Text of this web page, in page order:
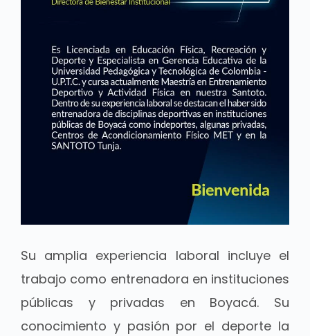
Su amplia experiencia laboral incluye el
trabajo como entrenadora en instituciones
públicas y privadas en Boyacá. Su
conocimiento y pasión por el deporte la